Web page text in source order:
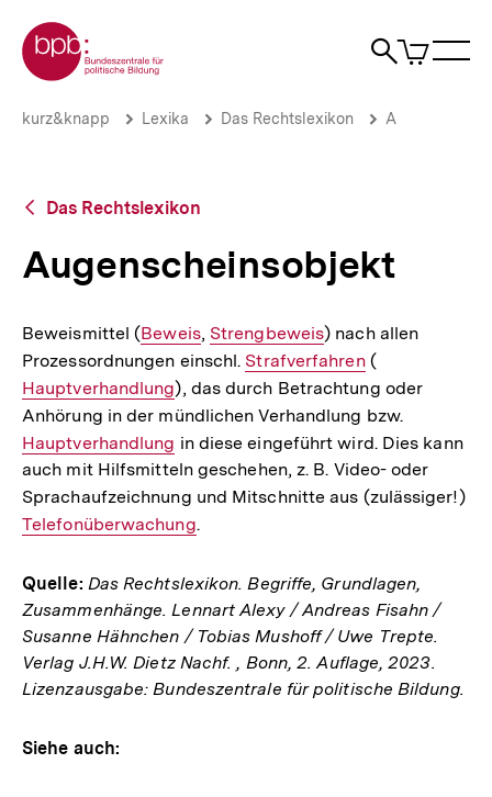
zum
Seiteninhalt
springen
Zur Startseite der bpb
Suche
Artikel
im
Augenscheinsobjekt
Brotkrümelnavigation
Pfadnavigation
kurz&knapp Lexika Das Rechtslexikon A
Zurück
Übersicht
Das Rechtslexikon
Augenscheinsobjekt
Beweismittel (Interner
Link:
Beweis, Interner
Link:
Strengbeweis) nach allen
Prozessordnungen einschl. Interner
Link:
Strafverfahren(Interner
Link:
Hauptverhandlung), das durch Betrachtung oder
Anhörung in der mündlichen Verhandlung bzw.Interner
Link:
Hauptverhandlung in diese eingeführt wird. Dies kann
auch mit Hilfsmitteln geschehen, z. B. Video- oder
Sprachaufzeichnung und Mitschnitte aus (zulässiger!)
Telefonüberwachung.
Quelle: Das Rechtslexikon. Begriffe, Grundlagen,
Zusammenhänge. Lennart Alexy / Andreas Fisahn /
Susanne Hähnchen / Tobias Mushoff / Uwe Trepte.
Verlag J.H.W. Dietz Nachf. , Bonn, 2. Auflage, 2023.
Lizenzausgabe: Bundeszentrale für politische Bildung.
Siehe auch: